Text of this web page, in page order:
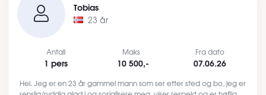
Tobias
23 år
Antall
1 pers
Maks
10 500,-
Fra dato
07.06.26
Hei. Jeg er en 23 år gammel mann som ser etter sted og bo, jeg er